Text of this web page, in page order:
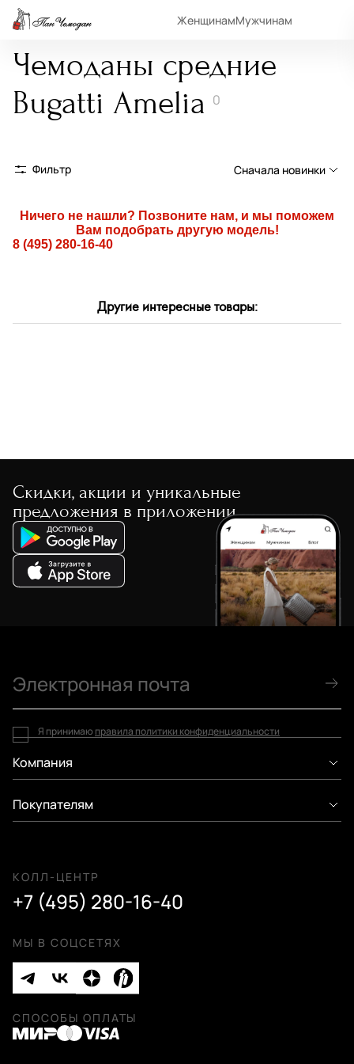
ЖенщинамМужчинам
Чемоданы средние
Bugatti Amelia 0
Фильтр Сначала новинки
Сначала новинки
Сначала популярные
По размеру скидки
Ничего не нашли? Позвоните нам, и мы поможем
Вам подобрать другую модель!
8 (495) 280-16-40
Другие интересные товары:
Скидки, акции и уникальные
предложения в приложении
Компания
Покупателям
КОЛЛ-ЦЕНТР
+7 (495) 280-16-40
МЫ В СОЦСЕТЯХ
Я принимаю правила политики конфиденциальности
СПОСОБЫ ОПЛАТЫ